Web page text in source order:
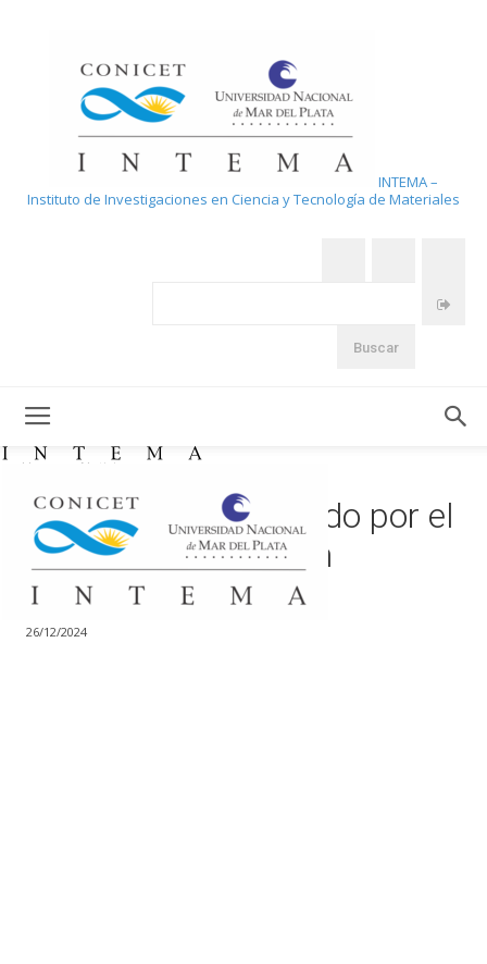
INTEMA –
Instituto de Investigaciones en Ciencia y Tecnología de Materiales
Home Noticias
Proyecto seleccionado por el
Fondo de Innovación
Tecnológica
26/12/2024